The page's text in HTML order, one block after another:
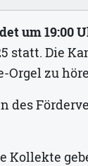
um 19:00
statt. Die
Orgel zu
des
Kollekte